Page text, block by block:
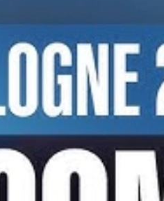
tarafındanDavid William